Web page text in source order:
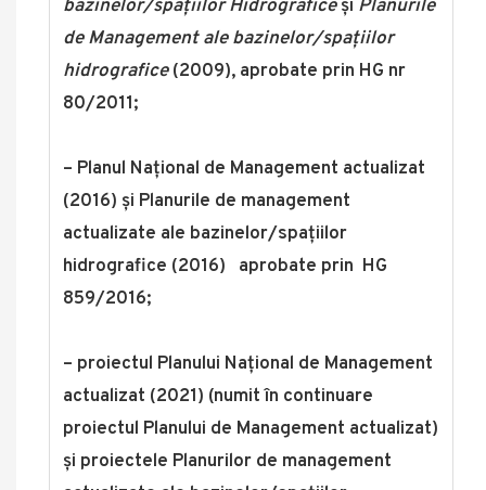
bazinelor/spațiilor Hidrograficeși Planurile
de Management ale bazinelor/spațiilor
hidrografice(2009), aprobate prin HG nr
80/2011;
– Planul Național de Management actualizat
(2016) și Planurile de management
actualizate ale bazinelor/spațiilor
hidrografice (2016) aprobate prin HG
859/2016;
– proiectul Planului Național de Management
actualizat (2021) (numit în continuare
proiectul Planului de Management actualizat)
și proiectele Planurilor de management